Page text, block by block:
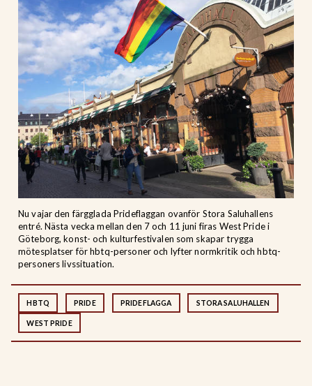
Nu vajar den färgglada Prideflaggan ovanför Stora Saluhallens
entré. Nästa vecka mellan den 7 och 11 juni firas West Pride i
Göteborg, konst- och kulturfestivalen som skapar trygga
mötesplatser för hbtq-personer och lyfter normkritik och hbtq-
personers livssituation.
HBTQ PRIDE PRIDEFLAGGA STORA SALUHALLEN
WEST PRIDE